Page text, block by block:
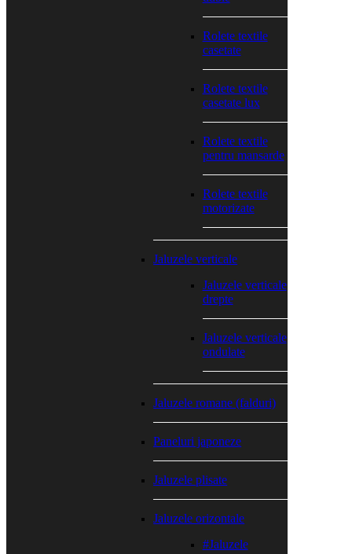
Rolete textile
casetate
Rolete textile
casetate lux
Rolete textile
pentru mansarde
Rolete textile
motorizate
Jaluzele verticale
Jaluzele verticale
drepte
Jaluzele verticale
ondulate
Jaluzele romane (falduri)
Paneluri japoneze
Jaluzele plisate
Jaluzele orizontale
#Jaluzele